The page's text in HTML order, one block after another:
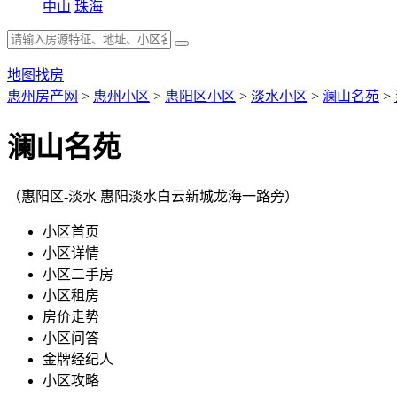
中山 珠海
地图找房
惠州房产网 > 惠州小区 > 惠阳区小区 > 淡水小区 > 澜山名苑 >
澜山名苑
（惠阳区-淡水 惠阳淡水白云新城龙海一路旁）
小区首页
小区详情
小区二手房
小区租房
房价走势
小区问答
金牌经纪人
小区攻略